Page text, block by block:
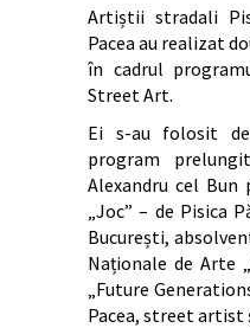
Artiștii stradali
Pacea au realizat
în cadrul
Street Art.
Ei s-au folosit
program
Alexandru cel
„Joc” – de
București,
Naționale de Arte
„Future
Pacea, street artist